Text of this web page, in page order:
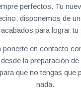
perfectos. Tu
disponemos de
para lograr tu
ponerte en contacto
la preparación
que no tengas que
nada.